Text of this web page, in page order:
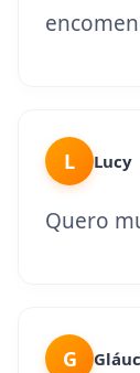
L Lucy
Quero
G